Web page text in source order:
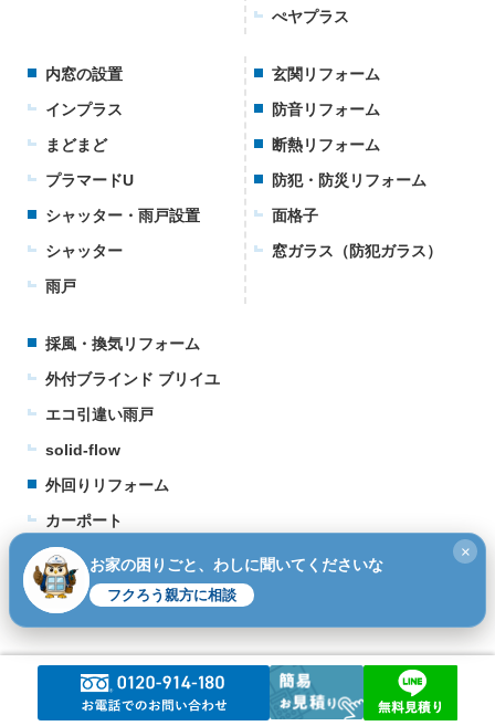
ぺヤプラス
内窓の設置
インプラス
まどまど
プラマードU
シャッター・雨戸設置
シャッター
雨戸
玄関リフォーム
防音リフォーム
断熱リフォーム
防犯・防災リフォーム
面格子
窓ガラス（防犯ガラス）
採風・換気リフォーム
外付ブラインド ブリイユ
エコ引違い雨戸
solid-flow
外回りリフォーム
カーポート
ウッドデッキ
テラス
窓・シャッター・玄関リフォームの専門店｜フクシマ建材. All rights reserved.
お家の困りごと、わしに聞いてくださいな
フクろう親方に相談
×